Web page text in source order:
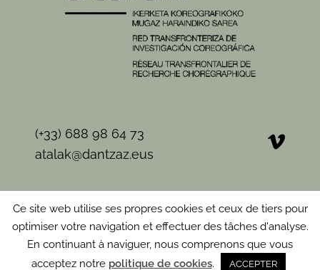
(+33) 688 98 64 73
atalak@dantzaz.eus
2026 © ATALAK | Photos: © J. Pol © J. Usoz © B. Razkin
© E. Leitschuh © E.Guerrero | Vidéos: Txikota |
Mentions légales|Politique de cookies
Ce site web utilise ses propres cookies et ceux de tiers pour
optimiser votre navigation et effectuer des tâches d'analyse.
En continuant à naviguer, nous comprenons que vous
acceptez notre politique de cookies. ACCEPTER